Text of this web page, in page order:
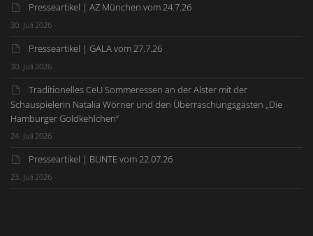
Presseartikel | AZ München vom 24.7.26
30. Juli 2026
Presseartikel | GALA vom 27.7.26
30. Juli 2026
Traditionelles CeU Sommeressen an der Alster mit der
Schauspielerin Natalia Wörner und den Überraschungsgästen „Die
Hamburger Goldkehlchen“
24. Juli 2026
Presseartikel | BUNTE vom 22.07.26
23. Juli 2026